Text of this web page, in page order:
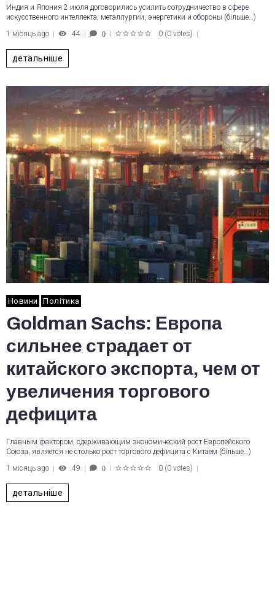
Индия и Япония 2 июля договорились усилить сотрудничество в сфере
искусственного интеллекта, металлургии, энергетики и обороны (більше…)
1 місяць ago
44 0 0 (0 votes)
детальніше
Новини Політика
Goldman Sachs: Европа
сильнее страдает от
китайского экспорта, чем от
увеличения торгового
дефицита
Главным фактором, сдерживающим экономический рост Европейского
Союза, является не столько рост торгового дефицита с Китаем (більше…)
1 місяць ago
49 0 0 (0 votes)
детальніше